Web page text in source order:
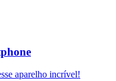
aparelho incrível!